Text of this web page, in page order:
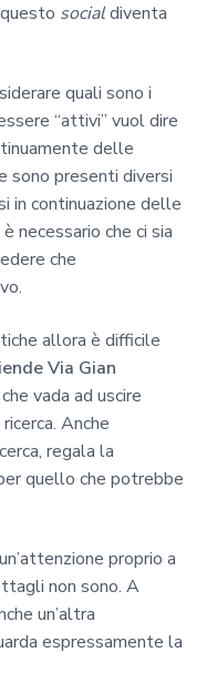
socialdiventa
quali sono i
“attivi” vuol dire
delle
sono presenti diversi
in continuazione delle
necessario che ci sia
che
allora è difficile
Via Gian
vada ad uscire
Anche
regala la
quello che potrebbe
proprio a
non sono. A
un’altra
espressamente la